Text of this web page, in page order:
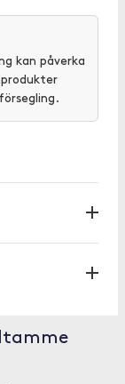
kan påverka